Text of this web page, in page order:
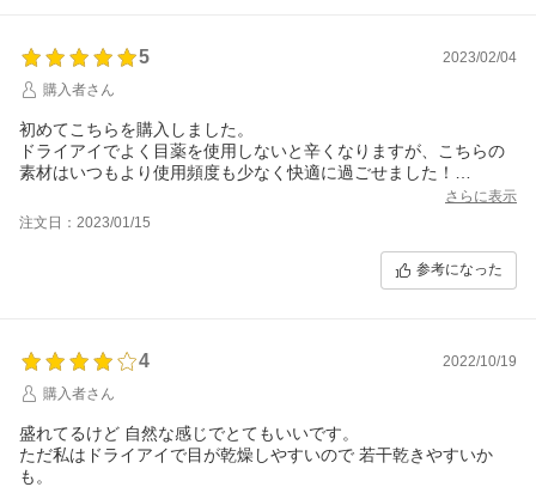
5
2023/02/04
購入者さん
初めてこちらを購入しました。
ドライアイでよく目薬を使用しないと辛くなりますが、こちらの
素材はいつもより使用頻度も少なく快適に過ごせました！
これからリピたくさんしたいので、30枚入りとかが発売されたら
嬉しいです！
さらに表示
注文日：2023/01/15
参考になった
4
2022/10/19
購入者さん
盛れてるけど 自然な感じでとてもいいです。
ただ私はドライアイで目が乾燥しやすいので 若干乾きやすいか
も。